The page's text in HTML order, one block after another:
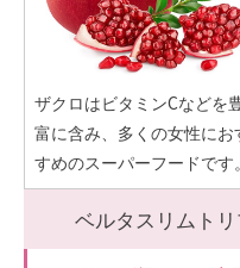
ザクロはビタミンCなどを
富に含み、多くの女性にお
すめのスーパーフードです。
ベルタスリムト